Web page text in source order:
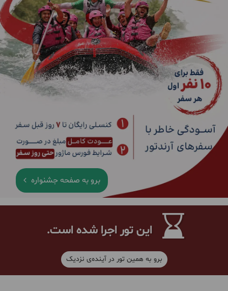
برو به صفحه جشنواره
این تور اجرا شده است.
برو به همین تور در آینده‌ی نزدیک